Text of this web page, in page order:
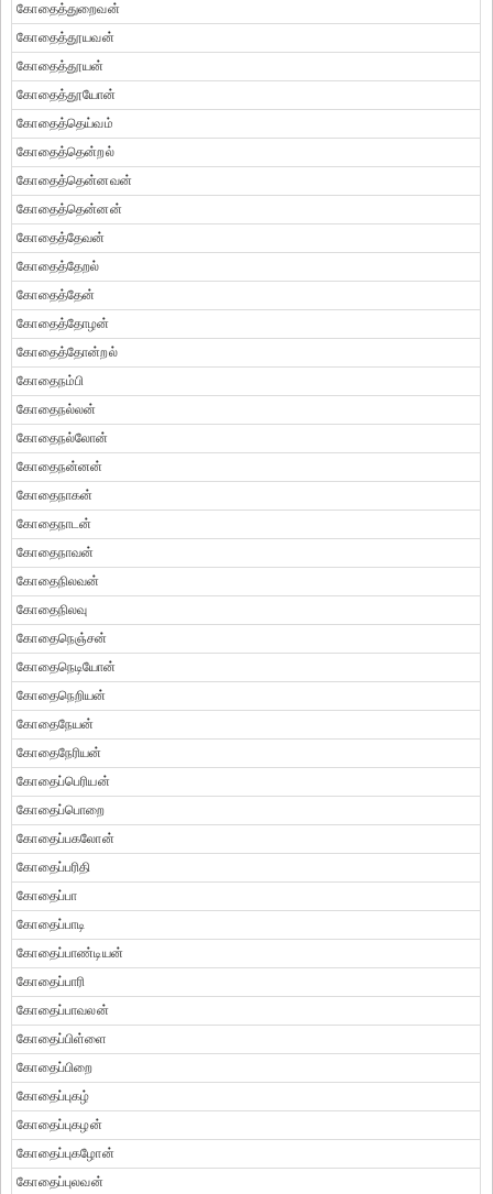
கோதைத்துறைவன்
கோதைத்தூயவன்
கோதைத்தூயன்
கோதைத்தூயோன்
கோதைத்தெய்வம்
கோதைத்தென்றல்
கோதைத்தென்னவன்
கோதைத்தென்னன்
கோதைத்தேவன்
கோதைத்தேறல்
கோதைத்தேன்
கோதைத்தோழன்
கோதைத்தோன்றல்
கோதைநம்பி
கோதைநல்லன்
கோதைநல்லோன்
கோதைநன்னன்
கோதைநாகன்
கோதைநாடன்
கோதைநாவன்
கோதைநிலவன்
கோதைநிலவு
கோதைநெஞ்சன்
கோதைநெடியோன்
கோதைநெறியன்
கோதைநேயன்
கோதைநேரியன்
கோதைப்பெரியன்
கோதைப்பொறை
கோதைப்பகலோன்
கோதைப்பரிதி
கோதைப்பா
கோதைப்பாடி
கோதைப்பாண்டியன்
கோதைப்பாரி
கோதைப்பாவலன்
கோதைப்பிள்ளை
கோதைப்பிறை
கோதைப்புகழ்
கோதைப்புகழன்
கோதைப்புகழோன்
கோதைப்புலவன்